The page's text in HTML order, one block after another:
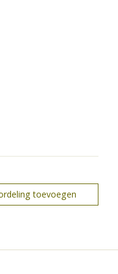
toevoegen